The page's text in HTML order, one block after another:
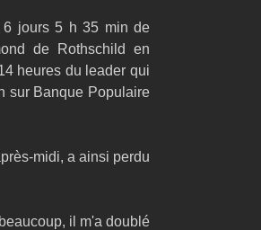
6 jours 5 h 35 min de
de Rothschild en
heures du leader qui
sur Banque Populaire
midi, a ainsi perdu
il m'a doublé